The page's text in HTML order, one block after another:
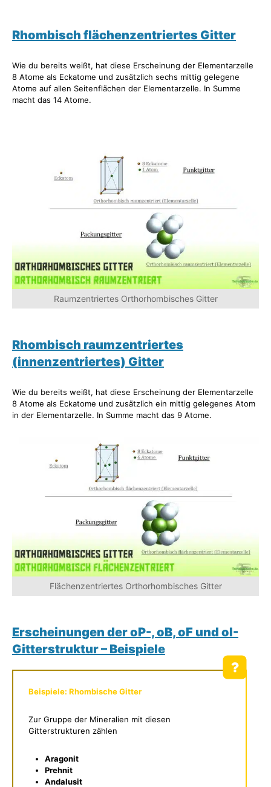
Rhombisch flächenzentriertes Gitter
Wie du bereits weißt, hat diese Erscheinung der Elementarzelle
8 Atome als Eckatome und zusätzlich sechs mittig gelegene
Atome auf allen Seitenflächen der Elementarzelle. In Summe
macht das 14 Atome.
Raumzentriertes Orthorhombisches Gitter
Rhombisch raumzentriertes
(innenzentriertes) Gitter
Wie du bereits weißt, hat diese Erscheinung der Elementarzelle
8 Atome als Eckatome und zusätzlich ein mittig gelegenes Atom
in der Elementarzelle. In Summe macht das 9 Atome.
Flächenzentriertes Orthorhombisches Gitter
Erscheinungen der oP-, oB, oF und oI-
Gitterstruktur – Beispiele
Beispiele: Rhombische Gitter
Zur Gruppe der Mineralien mit diesen
Gitterstrukturen zählen
Aragonit
Prehnit
Andalusit